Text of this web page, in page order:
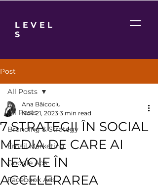
LEVEL
S
Post
All Posts
Branding & Strategy
Email Marketing
Google Ads
Facebook Ads
All Posts
7 STRATEGII ÎN SOCIAL
MEDIA DE CARE AI
NEVOIE ÎN
ACCELERAREA
Ana Băicociu
Nov 21, 2023 3 min read